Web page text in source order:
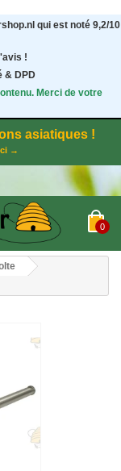
qui est noté 9,2/10
!
& DPD
Merci de votre
asiatiques !
→
0